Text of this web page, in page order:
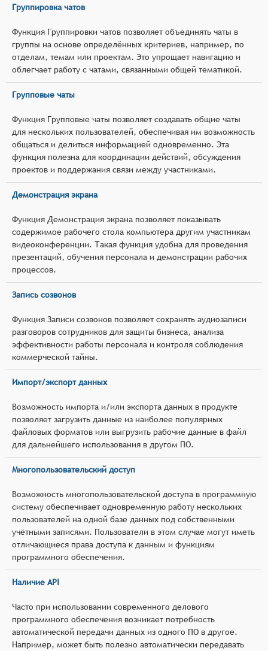
Группировка чатов
Функция Группировки чатов позволяет объединять чаты в
группы на основе определённых критериев, например, по
отделам, темам или проектам. Это упрощает навигацию и
облегчает работу с чатами, связанными общей тематикой.
Групповые чаты
Функция Групповые чаты позволяет создавать общие чаты
для нескольких пользователей, обеспечивая им возможность
общаться и делиться информацией одновременно. Эта
функция полезна для координации действий, обсуждения
проектов и поддержания связи между участниками.
Демонстрация экрана
Функция Демонстрация экрана позволяет показывать
содержимое рабочего стола компьютера другим участникам
видеоконференции. Такая функция удобна для проведения
презентаций, обучения персонала и демонстрации рабочих
процессов.
Запись созвонов
Функция Записи созвонов позволяет сохранять аудиозаписи
разговоров сотрудников для защиты бизнеса, анализа
эффективности работы персонала и контроля соблюдения
коммерческой тайны.
Импорт/экспорт данных
Возможность импорта и/или экспорта данных в продукте
позволяет загрузить данные из наиболее популярных
файловых форматов или выгрузить рабочие данные в файл
для дальнейшего использования в другом ПО.
Многопользовательский доступ
Возможность многопользовательской доступа в программную
систему обеспечивает одновременную работу нескольких
пользователей на одной базе данных под собственными
учётными записями. Пользователи в этом случае могут иметь
отличающиеся права доступа к данным и функциям
программного обеспечения.
Наличие API
Часто при использовании современного делового
программного обеспечения возникает потребность
автоматической передачи данных из одного ПО в другое.
Например, может быть полезно автоматически передавать